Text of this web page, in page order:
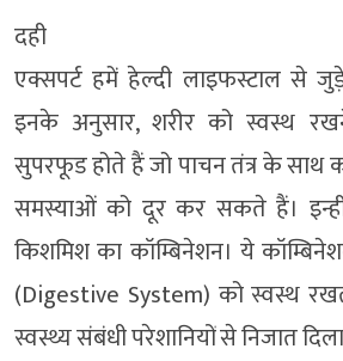
दही
एक्सपर्ट हमें हेल्दी लाइफस्टाल से
इनके अनुसार, शरीर को स्वस्थ
सुपरफूड होते हैं जो पाचन तंत्र के साथ
समस्याओं को दूर कर सकते हैं।
किशमिश का कॉम्बिनेशन। ये
(Digestive System) को स्वस्थ
स्वस्थ्य संबंधी परेशानियों से निजात